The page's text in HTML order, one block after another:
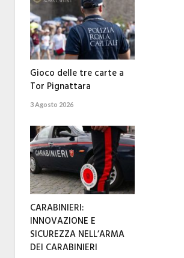
Gioco delle tre carte a
Tor Pignattara
3 Agosto 2026
CARABINIERI:
INNOVAZIONE E
SICUREZZA NELL’ARMA
DEI CARABINIERI